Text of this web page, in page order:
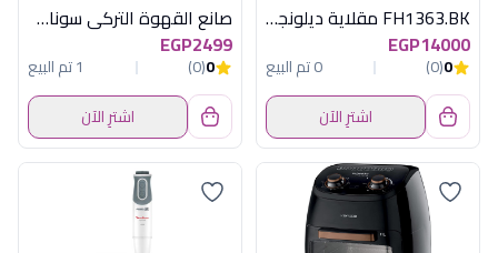
FH1363.BK مقلاية ديلونجى بدون زيت متعددة
EGP14000
0
(0)
0 تم البيع
اشترِ الآن
صانع القهوة التركي سوناي -موود -535 وات ,4 اكواب , روز جولد , MAR-420
EGP2499
0
(0)
1 تم البيع
اشترِ الآن